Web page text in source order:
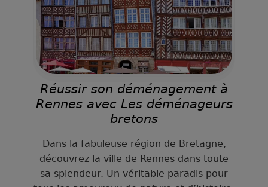
Réussir son déménagement à
Rennes avec Les déménageurs
bretons
Dans la fabuleuse région de Bretagne,
découvrez la ville de Rennes dans toute
sa splendeur. Un véritable paradis pour